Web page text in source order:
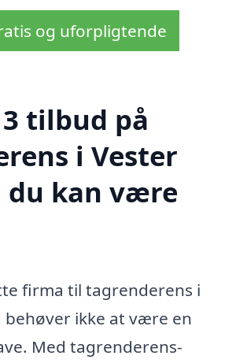
og uforpligtende
tilbud på
i Vester
du kan være
firma til tagrenderens i
behøver ikke at være en
Med tagrenderens-